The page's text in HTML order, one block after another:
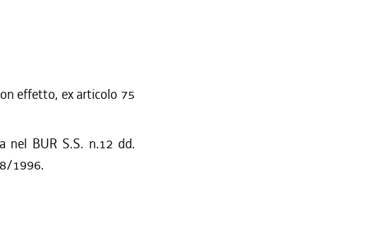
effetto, ex articolo 75
nel BUR S.S. n.12 dd.
1996.